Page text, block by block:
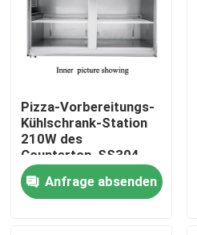
Haus
Produkte
Pizza-Vorbereitungs-
Kühlschrank-Station
210W des
Countertop-SS304
Antiverschleiß
Anfrage absenden